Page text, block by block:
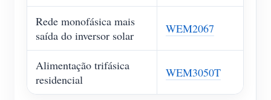
Rede monofásica mais
saída do inversor solar
WEM2067
Alimentação trifásica
residencial
WEM3050T